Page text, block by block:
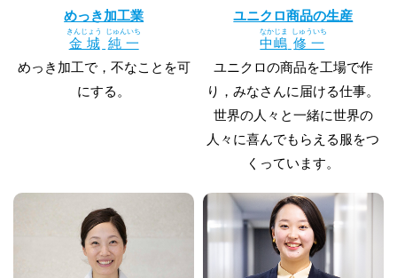
めっき加工業
金城
きんじょう
純一
じゅんいち
めっき加工で，不なことを可
にする。
ユニクロ商品の生産
中嶋
なかじま
修一
しゅういち
ユニクロの商品を工場で作
り，みなさんに届ける仕事。
世界の人々と一緒に世界の
人々に喜んでもらえる服をつ
くっています。